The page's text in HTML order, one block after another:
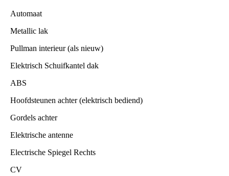
Automaat
Metallic lak
Pullman interieur (als nieuw)
Elektrisch Schuifkantel dak
ABS
Hoofdsteunen achter (elektrisch bediend)
Gordels achter
Elektrische antenne
Electrische Spiegel Rechts
CV